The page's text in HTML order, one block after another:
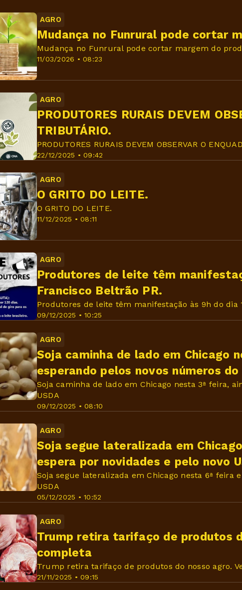
AGRO
11/03/2026 • 08:23
Mudança no Funrural pode cortar
Mudança no Funrural pode cortar margem do
AGRO
22/12/2025 • 09:42
PRODUTORES RURAIS DEVEM
TRIBUTÁRIO.
PRODUTORES RURAIS DEVEM OBSERVAR O
AGRO
11/12/2025 • 08:11
O GRITO DO LEITE.
O GRITO DO LEITE.
AGRO
09/12/2025 • 10:25
Produtores de leite têm
Francisco Beltrão PR.
Produtores de leite têm manifestação às 9h do dia
AGRO
09/12/2025 • 08:10
Soja caminha de lado em Chicago
esperando pelos novos números do
Soja caminha de lado em Chicago nesta 3ª feira,
USDA
AGRO
05/12/2025 • 10:52
Soja segue lateralizada em
espera por novidades e pelo novo
Soja segue lateralizada em Chicago nesta 6ª feira
USDA
AGRO
21/11/2025 • 09:15
Trump retira tarifaço de produtos
completa
Trump retira tarifaço de produtos do nosso agro.